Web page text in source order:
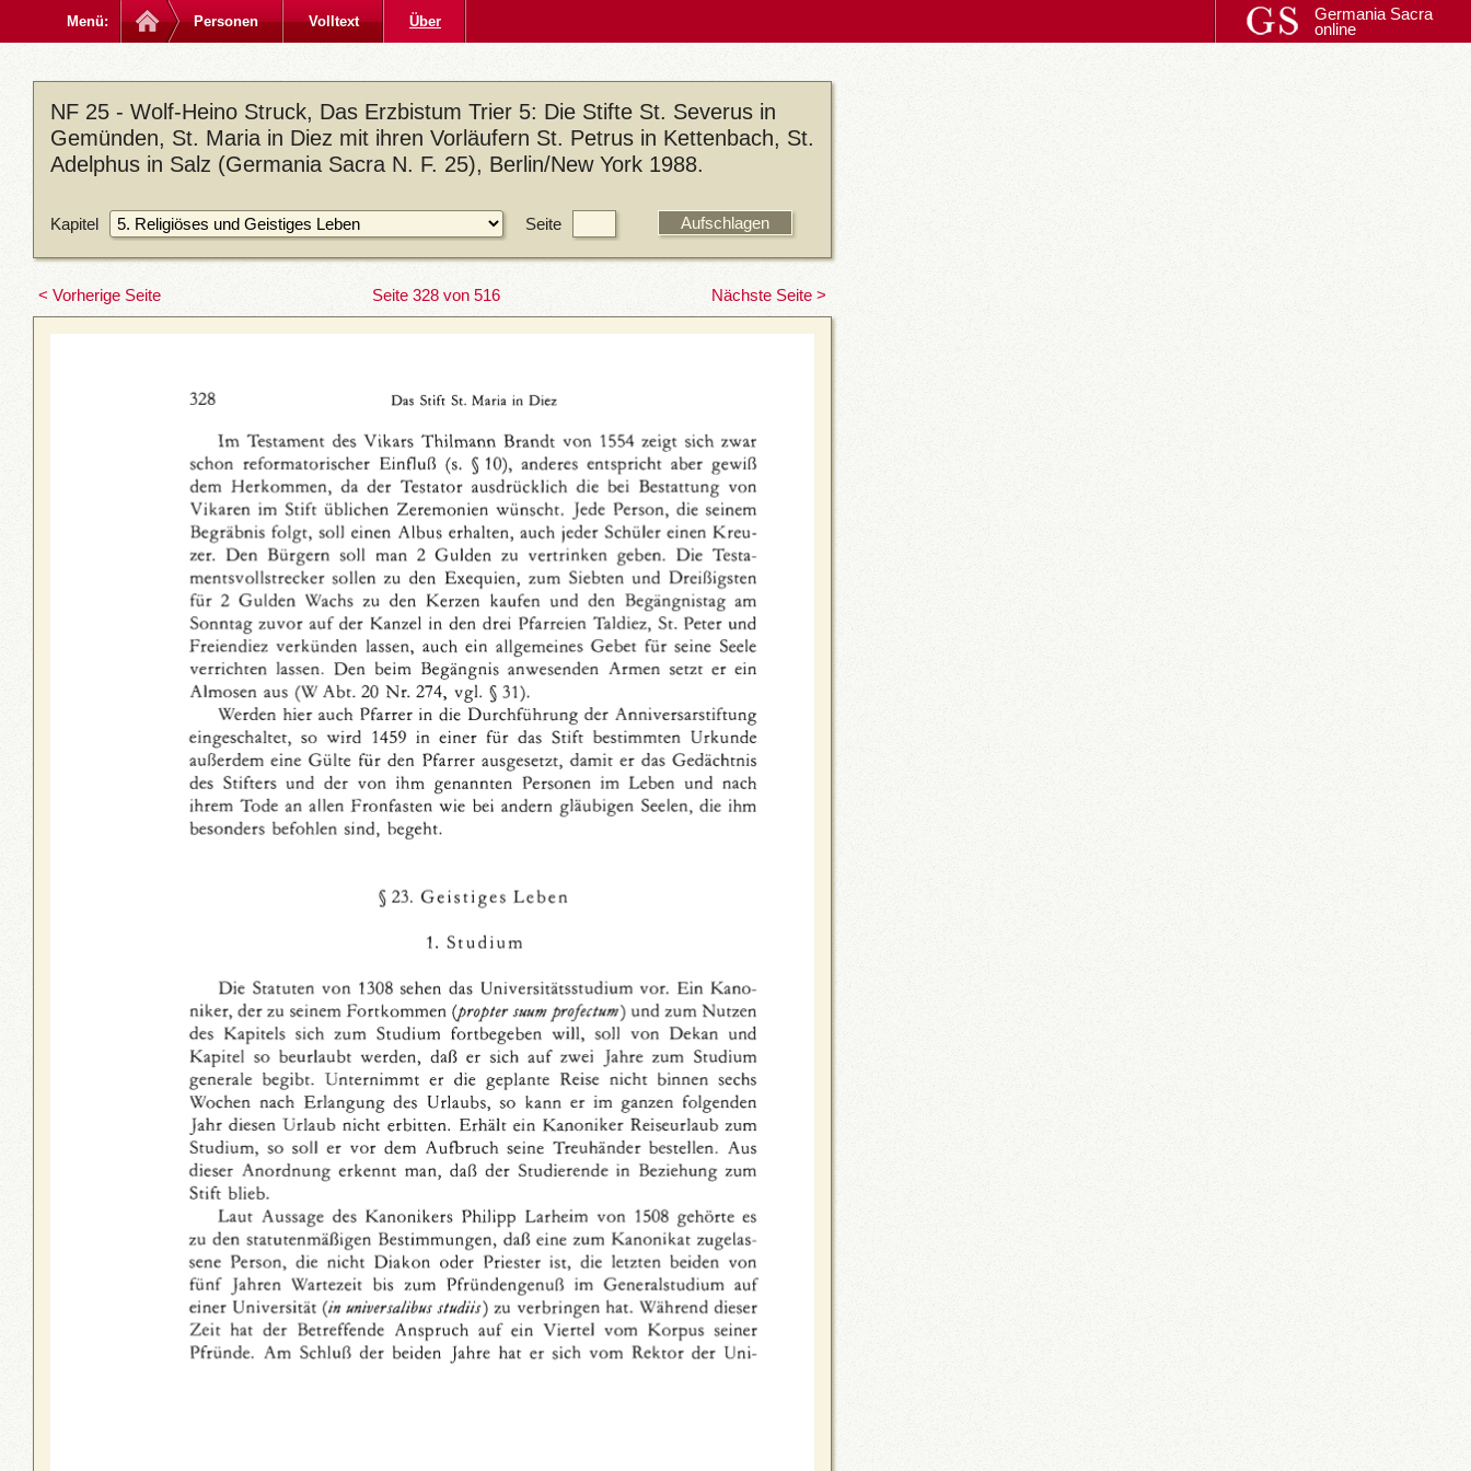
Menü: Personen Volltext Über
Germania Sacra
online
NF 25 - Wolf-Heino Struck, Das Erzbistum Trier 5: Die Stifte St. Severus in
Gemünden, St. Maria in Diez mit ihren Vorläufern St. Petrus in Kettenbach, St.
Adelphus in Salz (Germania Sacra N. F. 25), Berlin/New York 1988.
Kapitel Seite
< Vorherige Seite Seite 328 von 516 Nächste Seite >